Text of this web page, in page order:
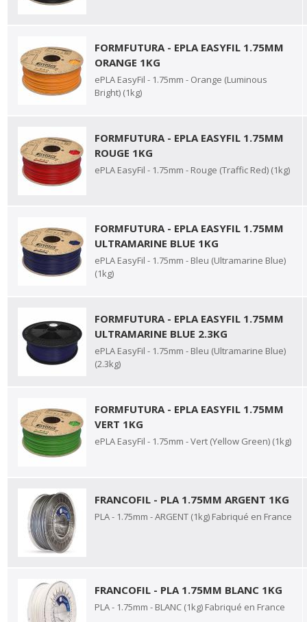
FORMFUTURA - EPLA EASYFIL 1.75MM
ORANGE 1KG
ePLA EasyFil - 1.75mm - Orange (Luminous
Bright) (1kg)
FORMFUTURA - EPLA EASYFIL 1.75MM
ROUGE 1KG
ePLA EasyFil - 1.75mm - Rouge (Traffic Red) (1kg)
FORMFUTURA - EPLA EASYFIL 1.75MM
ULTRAMARINE BLUE 1KG
ePLA EasyFil - 1.75mm - Bleu (Ultramarine Blue)
(1kg)
FORMFUTURA - EPLA EASYFIL 1.75MM
ULTRAMARINE BLUE 2.3KG
ePLA EasyFil - 1.75mm - Bleu (Ultramarine Blue)
(2.3kg)
FORMFUTURA - EPLA EASYFIL 1.75MM
VERT 1KG
ePLA EasyFil - 1.75mm - Vert (Yellow Green) (1kg)
FRANCOFIL - PLA 1.75MM ARGENT 1KG
PLA - 1.75mm - ARGENT (1kg) Fabriqué en France
FRANCOFIL - PLA 1.75MM BLANC 1KG
PLA - 1.75mm - BLANC (1kg) Fabriqué en France